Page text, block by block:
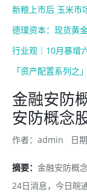
新粮上市后 玉米市
德璞资本：现货黄
行业观｜10月暴增
「资产配置系列之
金融安防
安防概念
作者：admin 日
摘要： 金融安防概
24日消息，今日皖